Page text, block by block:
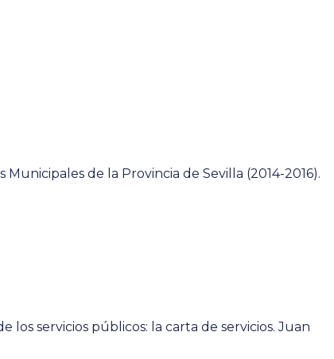
de la Provincia de Sevilla (2014-2016).
los servicios públicos: la carta de servicios. Juan